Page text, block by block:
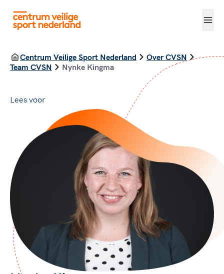
Centrum Veilige Sport Nederland
Over CVSN
Team CVSN
Nynke Kingma
Lees voor